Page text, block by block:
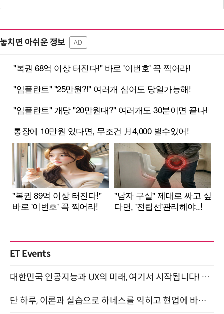
놓치면 아쉬운 정보 AD
ET Events
대한민국 인공지능과 UX의 미래, 여기서 시작됩니다! UX Korea 2026 - Fall 9월 2일 개최
단 하루, 이론과 실습으로 하네스를 익히고 현업에 바로 쓰는 핸즈온 워크숍 (8/20)